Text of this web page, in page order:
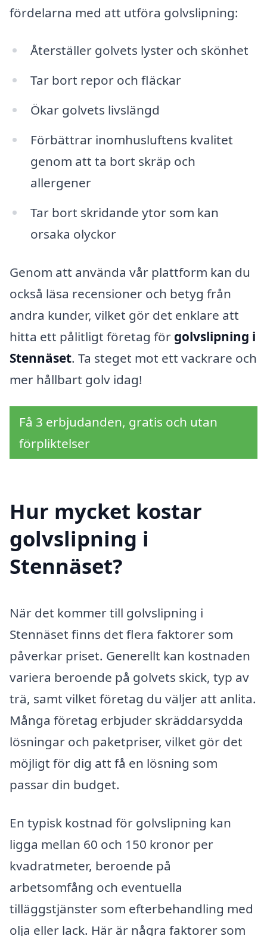
fördelarna med att utföra golvslipning:
Återställer golvets lyster och skönhet
Tar bort repor och fläckar
Ökar golvets livslängd
Förbättrar inomhusluftens kvalitet
genom att ta bort skräp och
allergener
Tar bort skridande ytor som kan
orsaka olyckor
Genom att använda vår plattform kan du
också läsa recensioner och betyg från
andra kunder, vilket gör det enklare att
hitta ett pålitligt företag för golvslipning i
Stennäset. Ta steget mot ett vackrare och
mer hållbart golv idag!
Få 3 erbjudanden, gratis och utan
förpliktelser
Hur mycket kostar
golvslipning i
Stennäset?
När det kommer till golvslipning i
Stennäset finns det flera faktorer som
påverkar priset. Generellt kan kostnaden
variera beroende på golvets skick, typ av
trä, samt vilket företag du väljer att anlita.
Många företag erbjuder skräddarsydda
lösningar och paketpriser, vilket gör det
möjligt för dig att få en lösning som
passar din budget.
En typisk kostnad för golvslipning kan
ligga mellan 60 och 150 kronor per
kvadratmeter, beroende på
arbetsomfång och eventuella
tilläggstjänster som efterbehandling med
olja eller lack. Här är några faktorer som